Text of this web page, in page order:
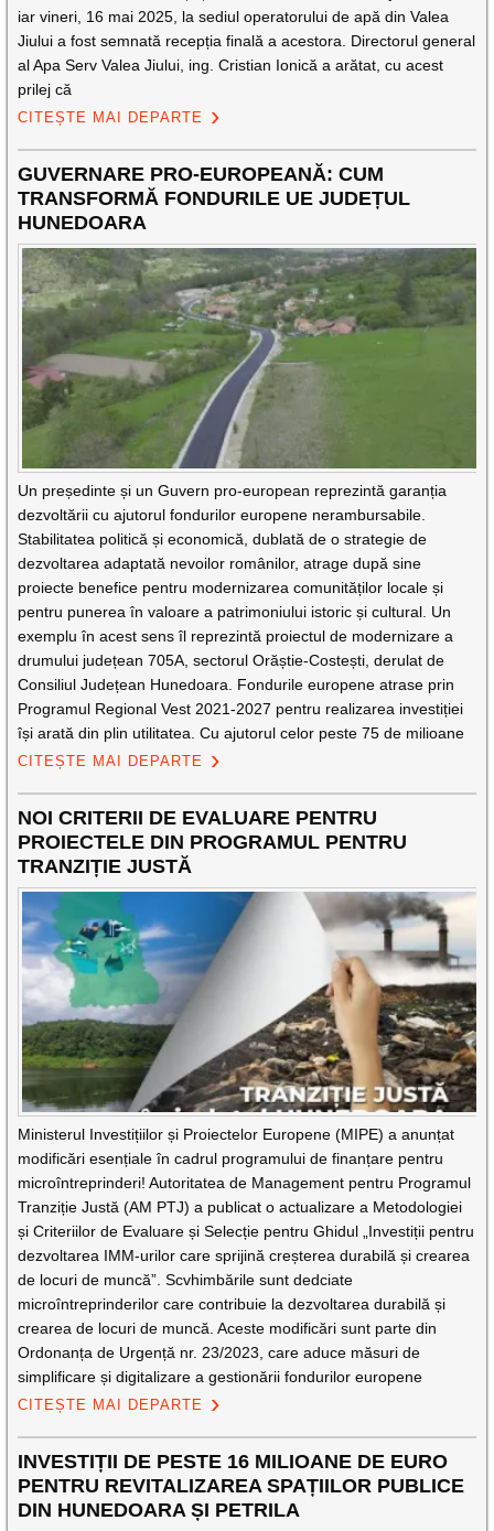
iar vineri, 16 mai 2025, la sediul operatorului de apă din Valea
Jiului a fost semnată recepția finală a acestora. Directorul general
al Apa Serv Valea Jiului, ing. Cristian Ionică a arătat, cu acest
prilej că
CITEȘTE MAI DEPARTE
GUVERNARE PRO-EUROPEANĂ: CUM
TRANSFORMĂ FONDURILE UE JUDEȚUL
HUNEDOARA
Un președinte și un Guvern pro-european reprezintă garanția
dezvoltării cu ajutorul fondurilor europene nerambursabile.
Stabilitatea politică și economică, dublată de o strategie de
dezvoltarea adaptată nevoilor românilor, atrage după sine
proiecte benefice pentru modernizarea comunităților locale și
pentru punerea în valoare a patrimoniului istoric și cultural. Un
exemplu în acest sens îl reprezintă proiectul de modernizare a
drumului județean 705A, sectorul Orăștie-Costești, derulat de
Consiliul Județean Hunedoara. Fondurile europene atrase prin
Programul Regional Vest 2021-2027 pentru realizarea investiției
își arată din plin utilitatea. Cu ajutorul celor peste 75 de milioane
CITEȘTE MAI DEPARTE
NOI CRITERII DE EVALUARE PENTRU
PROIECTELE DIN PROGRAMUL PENTRU
TRANZIȚIE JUSTĂ
Ministerul Investițiilor și Proiectelor Europene (MIPE) a anunțat
modificări esențiale în cadrul programului de finanțare pentru
microîntreprinderi! Autoritatea de Management pentru Programul
Tranziție Justă (AM PTJ) a publicat o actualizare a Metodologiei
și Criteriilor de Evaluare și Selecție pentru Ghidul „Investiții pentru
dezvoltarea IMM-urilor care sprijină creșterea durabilă și crearea
de locuri de muncă”. Scvhimbările sunt dedciate
microîntreprinderilor care contribuie la dezvoltarea durabilă și
crearea de locuri de muncă. Aceste modificări sunt parte din
Ordonanța de Urgență nr. 23/2023, care aduce măsuri de
simplificare și digitalizare a gestionării fondurilor europene
CITEȘTE MAI DEPARTE
INVESTIȚII DE PESTE 16 MILIOANE DE EURO
PENTRU REVITALIZAREA SPAȚIILOR PUBLICE
DIN HUNEDOARA ȘI PETRILA